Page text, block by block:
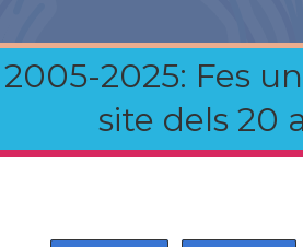
2005-2025: Fes
site dels 20